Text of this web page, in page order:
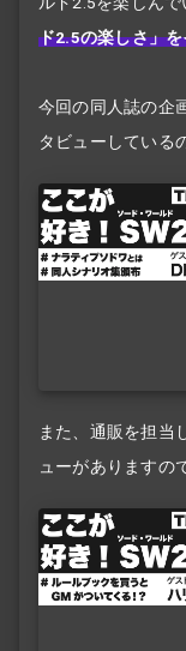
ド2.5の楽しさ」
今回の同人誌の企
タビューしている
また、通販を担当
ューがありますの